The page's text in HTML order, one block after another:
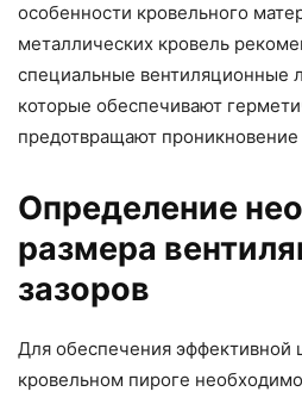
особенности кровельного
металлических кровель
специальные вентиляционные
которые обеспечивают
предотвращают проникновение
Определение
размера
зазоров
Для обеспечения эффективной
кровельном пироге